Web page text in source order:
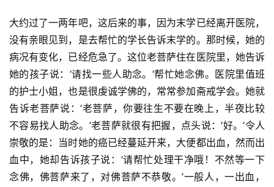
资
讯
大约过了一两年吧，这后来的事，因为末学已经离开医院，
没有亲眼见到，是去帮忙的学长告诉末学的。那时候，她的
病况有变化，已经危急了。这位老菩萨住在医院里，她告诉
她的孩子说：‘请找一些人助念。’帮忙她念佛。医院里值班
的护士小姐，也是很虔诚学佛的，常常参加斋戒学会。她就
告诉老菩萨说：‘老菩萨，你要往生不要在晚上，半夜比较
不容易找人助念。’老菩萨就很有把握，点头说：‘好。’令人
崇敬的是：当时她的癌已经蔓延开来，大便都出血，然而出
血中，她却告诉孩子说：‘请帮忙处理干净哦！不然等一下
念佛，佛菩萨来了，对佛菩萨不恭敬。’一般人，一出血，